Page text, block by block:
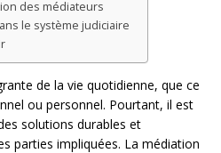
des médiateurs
le système judiciaire
de la vie quotidienne, que ce
ou personnel. Pourtant, il est
solutions durables et
parties impliquées. La médiation